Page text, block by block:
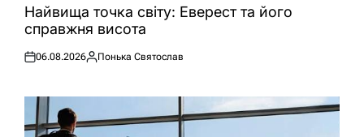
УНайвища точка світу: Еверест та його
справжня висота
Оприлюднено
06.08.2026
Опубліковано
Понька Святослав